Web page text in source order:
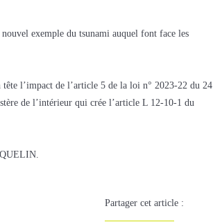
exemple du tsunami auquel font face les
l’impact de l’article 5 de la loi n° 2023-22 du 24
de l’intérieur qui crée l’article L 12-10-1 du
Partager cet article :